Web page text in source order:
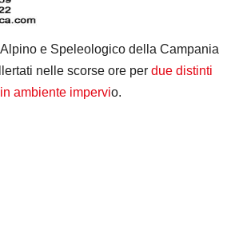
Alpino e Speleologico della Campania
nelle scorse ore per due distinti
ambiente impervio.